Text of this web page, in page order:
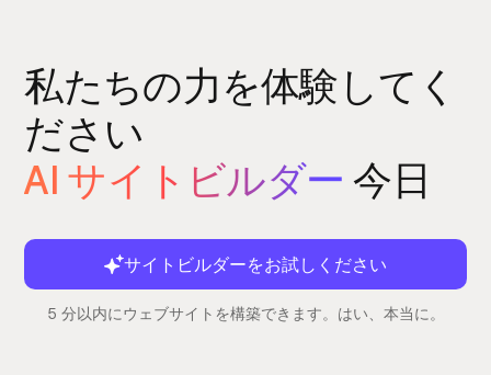
私たちの力を体験してく
ださい
AI サイトビルダー 今日
サイトビルダーをお試しください
5 分以内にウェブサイトを構築できます。はい、本当に。